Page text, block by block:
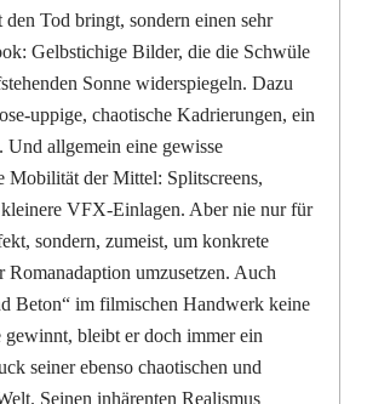
Tod bringt, sondern einen sehr
Gelbstichige Bilder, die die Schwüle
Sonne widerspiegeln. Dazu
uppige, chaotische Kadrierungen, ein
Und allgemein eine gewisse
Mobilität der Mittel: Splitscreens,
VFX-Einlagen. Aber nie nur für
sondern, zumeist, um konkrete
Romanadaption umzusetzen. Auch
Beton“ im filmischen Handwerk keine
gewinnt, bleibt er doch immer ein
seiner ebenso chaotischen und
Seinen inhärenten Realismus